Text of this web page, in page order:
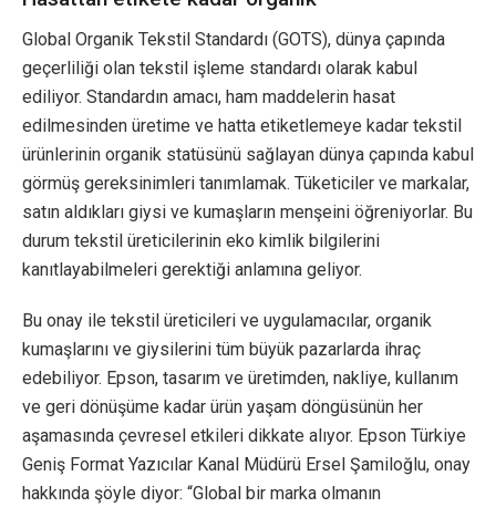
Global Organik Tekstil Standardı (GOTS), dünya çapında
geçerliliği olan tekstil işleme standardı olarak kabul
ediliyor. Standardın amacı, ham maddelerin hasat
edilmesinden üretime ve hatta etiketlemeye kadar tekstil
ürünlerinin organik statüsünü sağlayan dünya çapında kabul
görmüş gereksinimleri tanımlamak. Tüketiciler ve markalar,
satın aldıkları giysi ve kumaşların menşeini öğreniyorlar. Bu
durum tekstil üreticilerinin eko kimlik bilgilerini
kanıtlayabilmeleri gerektiği anlamına geliyor.
Bu onay ile tekstil üreticileri ve uygulamacılar, organik
kumaşlarını ve giysilerini tüm büyük pazarlarda ihraç
edebiliyor. Epson, tasarım ve üretimden, nakliye, kullanım
ve geri dönüşüme kadar ürün yaşam döngüsünün her
aşamasında çevresel etkileri dikkate alıyor. Epson Türkiye
Geniş Format Yazıcılar Kanal Müdürü Ersel Şamiloğlu, onay
hakkında şöyle diyor: “Global bir marka olmanın